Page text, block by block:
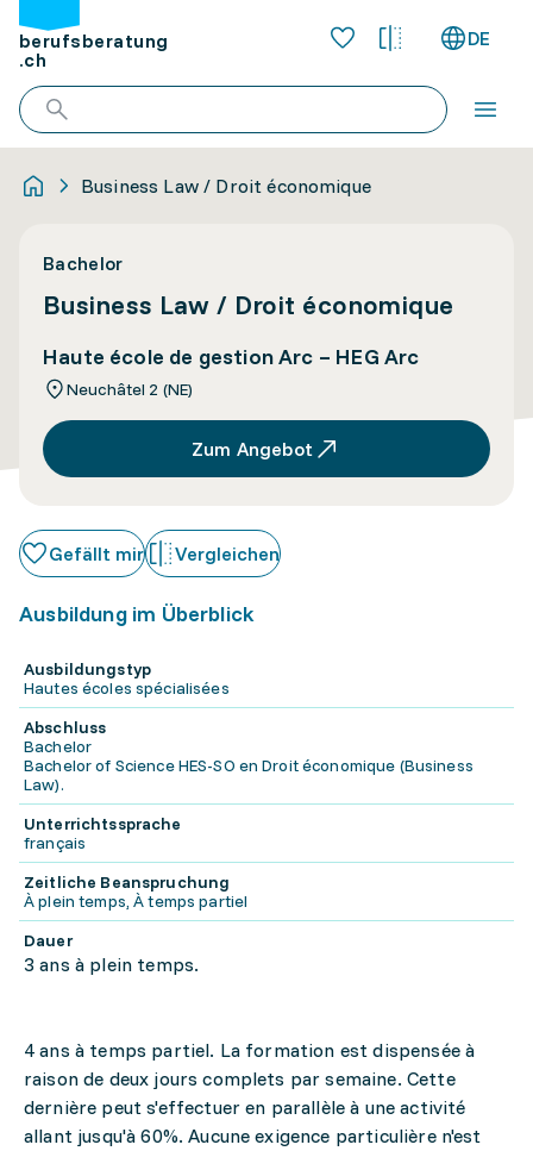
berufsberatung
.ch
DE
Business Law / Droit économique
Bachelor
Business Law / Droit économique
Haute école de gestion Arc – HEG Arc
Neuchâtel 2 (NE)
Zum Angebot
Gefällt mir Vergleichen
Ausbildung im Überblick
Ausbildungstyp
Hautes écoles spécialisées
Abschluss
Bachelor
Bachelor of Science HES-SO en Droit économique (Business
Law).
Unterrichtssprache
français
Zeitliche Beanspruchung
À plein temps, À temps partiel
Dauer
3 ans à plein temps.
4 ans à temps partiel. La formation est dispensée à
raison de deux jours complets par semaine. Cette
dernière peut s'effectuer en parallèle à une activité
allant jusqu'à 60%. Aucune exigence particulière n'est